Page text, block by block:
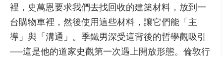
裡，史萬恩要求我們去找回收的建築材料，放到一
台購物車裡，然後使用這些材料，讓它們能「主
導」與「溝通」。季鐵男深受這背後的哲學觀吸引
──這是他的道家史觀第一次遇上開放形態。倫敦行